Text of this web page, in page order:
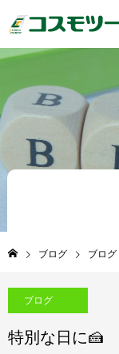
ブログ ブログ
ブログ
特別な日に🍰